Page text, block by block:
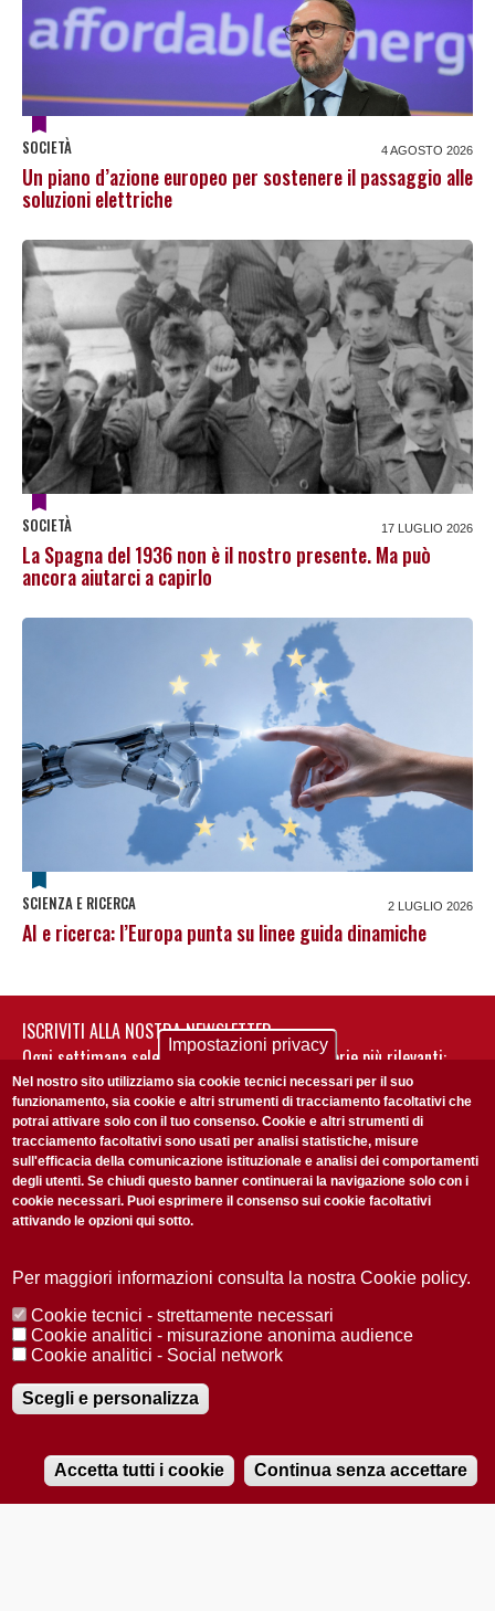
Audio
SOCIETÀ 4 AGOSTO 2026
Un piano d’azione europeo per sostenere il passaggio alle
soluzioni elettriche
SOCIETÀ 17 LUGLIO 2026
La Spagna del 1936 non è il nostro presente. Ma può
ancora aiutarci a capirlo
SCIENZA E RICERCA 2 LUGLIO 2026
AI e ricerca: l’Europa punta su linee guida dinamiche
ISCRIVITI ALLA NOSTRA NEWSLETTER
Ogni settimana selezioniamo per te nostre storie più rilevanti:
non perderti gli aggiornamenti della nostra newsletter
Accetto laPrivacy Policy
Redazione Copyright Privacy
Area stampa
© 2025 Università di Padova
Registrazione presso il Tribunale di Padova n. 2097/2012 del 18 giugno
2012
Impostazioni privacy
Nel nostro sito utilizziamo sia cookie tecnici necessari per il suo
funzionamento, sia cookie e altri strumenti di tracciamento facoltativi che
potrai attivare solo con il tuo consenso. Cookie e altri strumenti di
tracciamento facoltativi sono usati per analisi statistiche, misure
sull'efficacia della comunicazione istituzionale e analisi dei comportamenti
degli utenti. Se chiudi questo banner continuerai la navigazione solo con i
cookie necessari. Puoi esprimere il consenso sui cookie facoltativi
attivando le opzioni qui sotto.
Per maggiori informazioni consulta la nostra Cookie policy.
Cookie tecnici - strettamente necessari
Cookie analitici - misurazione anonima audience
Cookie analitici - Social network
Scegli e personalizza
Accetta tutti i cookie Continua senza accettare